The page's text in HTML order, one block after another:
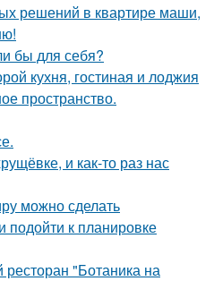
решений в квартире маши,
бы для себя?
кухня, гостиная и лоджия
пространство.
и как-то раз нас
можно сделать
подойти к планировке
"Ботаника на